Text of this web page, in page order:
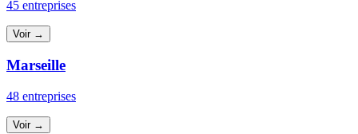
45 entreprises
Voir →
Marseille
48 entreprises
Voir →